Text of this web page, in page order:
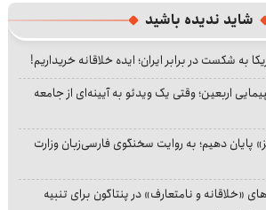
شاید ندیده باشید
به شکست در برابر ایران؛ ایده خلاقانه خریداریم!
اربعین؛ وقتی یک ویدئو به آیینه‌ای از جامعه
دهیم؛ به روایت سخنگوی فارسی‌زبان وزارت
«خلاقانه و نامتعارف» در پنتاگون برای تنبیه